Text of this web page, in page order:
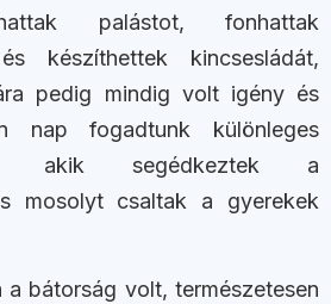
palástot, fonhattak
készíthettek kincsesládát,
pedig mindig volt igény és
nap fogadtunk különleges
akik segédkeztek a
mosolyt csaltak a gyerekek
bátorság volt, természetesen